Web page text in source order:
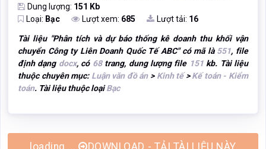
Dung lượng: 151 Kb
Loại: Bạc Lượt xem: 685 Lượt tải: 16
Tài liệu "Phân tích và dự báo thống kê doanh thu khối vận
chuyển Công ty Liên Doanh Quốc Tế ABC" có mã là 551, file
định dạng docx, có 68trang, dung lượng file 151kb. Tài liệu
thuộc chuyên mục: Luận văn đồ án> Kinh tế>Kế toán - Kiểm
toán. Tài liệu thuộc loạiBạc
DOWNLOAD - TẢI TÀI LIỆU NÀY